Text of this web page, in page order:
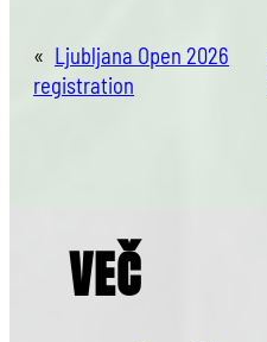
« Ljubljana Open 2026
registration
VEČ